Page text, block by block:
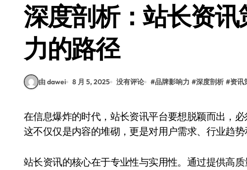
弹性计算赋能Android云架构性能跃迁
Windows高效搭建：精准管理运行库，加速创业
深度剖析：站长资
力的路径
由 dawei 8 月 5, 2025 没有评论 #品牌影响力 #深度剖析 #资讯
在信息爆炸的时代，站长资讯平台要想脱颖而出，必须构建一套系统化的品牌影响力塑造策略。
这不仅仅是内容的堆砌，更是对用户需求、行业趋势
站长资讯的核心在于专业性与实用性。通过提供高